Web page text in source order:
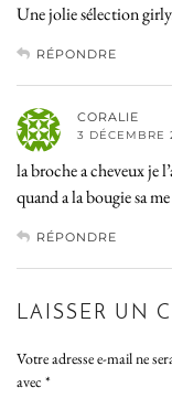
Une jolie sélection
RÉPONDRE
CORALIE
3 DÉCEMBRE
la broche a cheveux je
quand a la bougie sa
RÉPONDRE
LAISSER UN
Votre adresse e-mail ne
avec *